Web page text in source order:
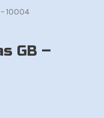
10004
GB –